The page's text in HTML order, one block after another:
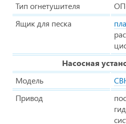
Тип огнетушителя
Ящик для песка
Насосная
Модель
Привод